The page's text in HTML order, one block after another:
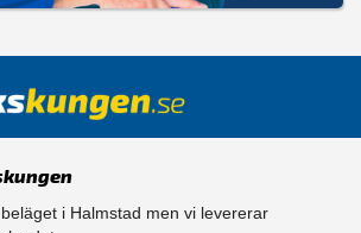
i Halmstad men vi levererar